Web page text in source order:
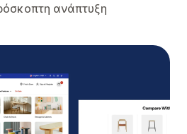
ανάπτυξη